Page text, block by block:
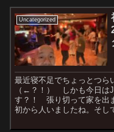
Uncategorized
最近寝不足でちょっとつら
（←？！） しかも今日は
す？！ 張り切って家を出
初から人いましたね。そし